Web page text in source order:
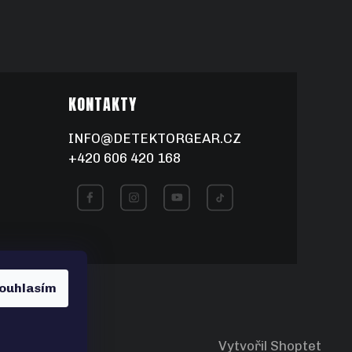
KONTAKTY
INFO@DETEKTORGEAR.CZ
+420 606 420 168
Vytvořil Shoptet